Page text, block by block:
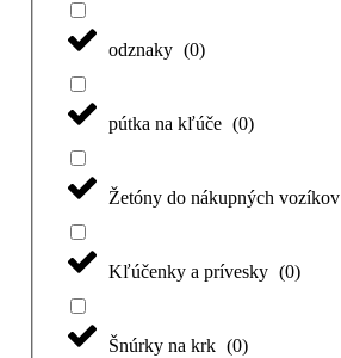
odznaky (0)
pútka na kľúče (0)
Žetóny do nákupných vozíkov
Kľúčenky a prívesky (0)
Šnúrky na krk (0)